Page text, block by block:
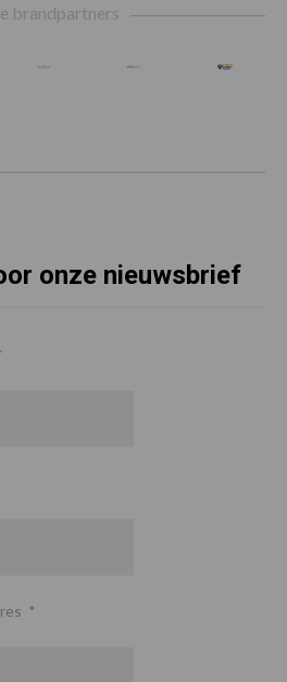
brandpartners
onze nieuwsbrief
*